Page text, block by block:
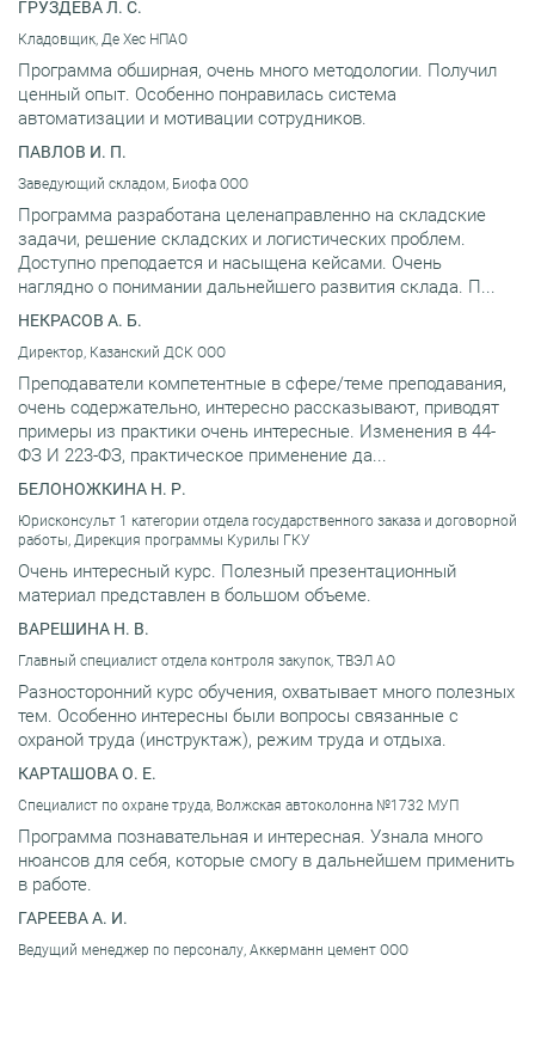
ГРУЗДЕВА Л. С.
Кладовщик, Де Хес НПАО
Программа обширная, очень много методологии. Получил
ценный опыт. Особенно понравилась система
автоматизации и мотивации сотрудников.
ПАВЛОВ И. П.
Заведующий складом, Биофа ООО
Программа разработана целенаправленно на складские
задачи, решение складских и логистических проблем.
Доступно преподается и насыщена кейсами. Очень
наглядно о понимании дальнейшего развития склада. П...
НЕКРАСОВ А. Б.
Директор, Казанский ДСК ООО
Преподаватели компетентные в сфере/теме преподавания,
очень содержательно, интересно рассказывают, приводят
примеры из практики очень интересные. Изменения в 44-
ФЗ И 223-ФЗ, практическое применение да...
БЕЛОНОЖКИНА Н. Р.
Юрисконсульт 1 категории отдела государственного заказа и договорной
работы, Дирекция программы Курилы ГКУ
Очень интересный курс. Полезный презентационный
материал представлен в большом объеме.
ВАРЕШИНА Н. В.
Главный специалист отдела контроля закупок, ТВЭЛ АО
Разносторонний курс обучения, охватывает много полезных
тем. Особенно интересны были вопросы связанные с
охраной труда (инструктаж), режим труда и отдыха.
КАРТАШОВА О. Е.
Специалист по охране труда, Волжская автоколонна №1732 МУП
Программа познавательная и интересная. Узнала много
нюансов для себя, которые смогу в дальнейшем применить
в работе.
ГАРЕЕВА А. И.
Ведущий менеджер по персоналу, Аккерманн цемент ООО